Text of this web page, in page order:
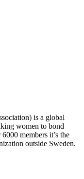
is a global
women to bond
members it’s the
outside Sweden.